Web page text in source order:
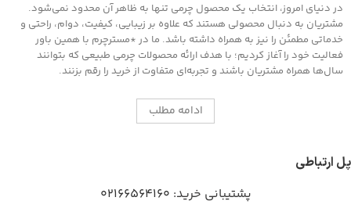
در دنیای امروز، انتخاب یک محصول چرمی تنها به ظاهر آن محدود نمی‌شود.
مشتریان به دنبال محصولی هستند که علاوه بر زیبایی، کیفیت، دوام، راحتی و
خدماتی مطمئن را نیز به همراه داشته باشد. ما در *مسترچرم با همین باور
فعالیت خود را آغاز کردیم؛ با هدف ارائه محصولات چرمی طبیعی که بتوانند
سال‌ها همراه مشتریان باشند و تجربه‌ای متفاوت از خرید را رقم بزنند.
ادامه مطلب
پل ارتباطی
پشتیبانی خرید: 02166564160